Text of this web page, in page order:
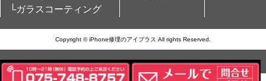
└ガラスコーティング
Copyright © iPhone修理のアイプラス All rights Reserved.